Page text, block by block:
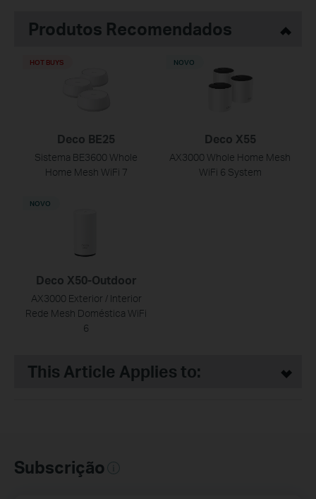
Produtos Recomendados
Deco BE25
Sistema BE3600 Whole
Home Mesh WiFi 7
HOT BUYS
Deco X55
AX3000 Whole Home Mesh
WiFi 6 System
NOVO
Deco X50-Outdoor
AX3000 Exterior / Interior
Rede Mesh Doméstica WiFi
6
NOVO
This Article Applies to:
Subscrição